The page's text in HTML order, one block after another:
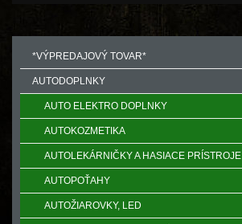
*VÝPREDAJOVÝ TOVAR*
AUTODOPLNKY
AUTO ELEKTRO DOPLNKY
AUTOKOZMETIKA
AUTOLEKÁRNIČKY A HASIACE PRÍSTROJE
AUTOPOŤAHY
AUTOŽIAROVKY, LED